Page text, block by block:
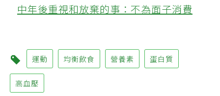
中年後重視和放棄的事：不為面子消費
運動 均衡飲食 營養素 蛋白質
高血壓